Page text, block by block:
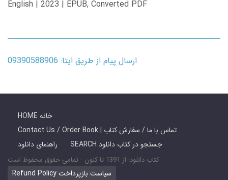
English | 2023 | EPUB, Converted PDF
ارسال پیام از طریق ایتا: 09390588906
HOME خانه
Contact Us / Order Book | تماس با ما / سفارش کتاب
راهنمای دانلود
SEARCH جستجو در کتاب دانلود
کتاب دانلود: از 1391 تا کنون - تمامی حقوق محفوظ است
Refund Policy سیاست بازپرداخت